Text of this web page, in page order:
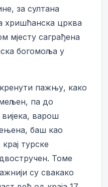
за султана
хришћанска црква
мјесту саграђена
богомоља у
пажњу, како
па до
варош
баш као
турске
Томе
су свакако